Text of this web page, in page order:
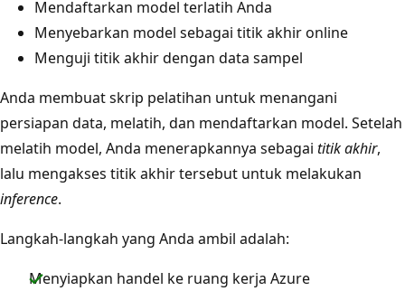
Mendaftarkan model terlatih Anda
Menyebarkan model sebagai titik akhir online
Menguji titik akhir dengan data sampel
Anda membuat skrip pelatihan untuk menangani
persiapan data, melatih, dan mendaftarkan model. Setelah
melatih model, Anda menerapkannya sebagai titik akhir,
lalu mengakses titik akhir tersebut untuk melakukan
inference.
Langkah-langkah yang Anda ambil adalah:
Menyiapkan handel ke ruang kerja Azure